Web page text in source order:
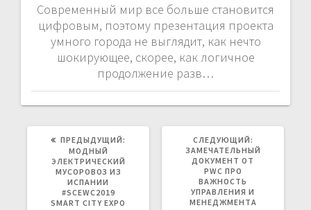
Современный мир все больше становится
цифровым, поэтому презентация проекта
умного города не выглядит, как нечто
шокирующее, скорее, как логичное
продолжение разв…
ПРЕДЫДУЩИЙ:
МОДНЫЙ
ЭЛЕКТРИЧЕСКИЙ
МУСОРОВОЗ ИЗ
ИСПАНИИ
#SCEWC2019
SMART CITY EXPO
СЛЕДУЮЩИЙ:
ЗАПИСЬ:
ЗАМЕЧАТЕЛЬНЫЙ
ДОКУМЕНТ ОТ
PWC ПРО
ВАЖНОСТЬ
УПРАВЛЕНИЯ И
МЕНЕДЖМЕНТА